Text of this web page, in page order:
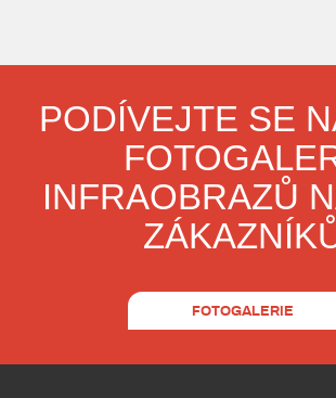
PODÍVEJTE SE
INFRAOBRAZŮ
FOTOGALERIE